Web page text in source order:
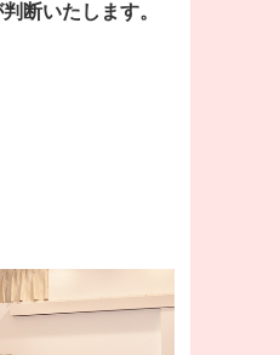
断いたします。